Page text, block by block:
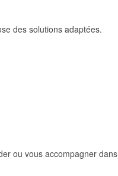
des solutions adaptées.
ou vous accompagner dans